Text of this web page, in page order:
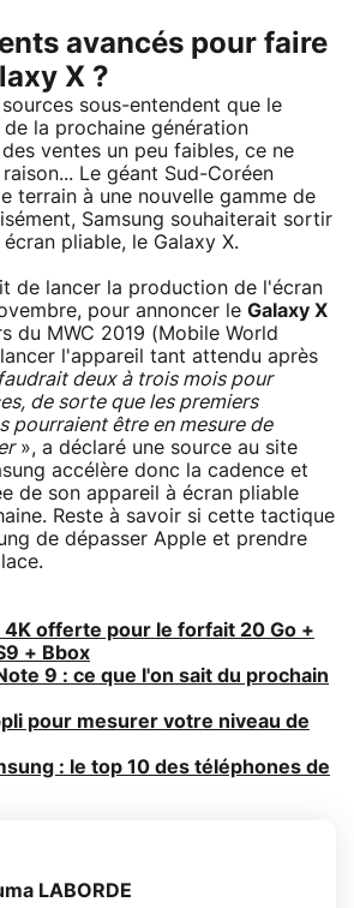
avancés pour faire
X ?
sous-entendent que le
de la prochaine génération
ventes un peu faibles, ce ne
Le géant Sud-Coréen
terrain à une nouvelle gamme de
Samsung souhaiterait sortir
pliable, le Galaxy X.
de lancer la production de l'écran
pour annoncer le Galaxy X
du MWC 2019 (Mobile World
l'appareil tant attendu après
deux à trois mois pour
de sorte que les premiers
pourraient être en mesure de
», a déclaré une source au site
accélère donc la cadence et
de son appareil à écran pliable
Reste à savoir si cette tactique
de dépasser Apple et prendre
4K offerte pour le forfait 20 Go +
+ Bbox
9 : ce que l'on sait du prochain
pour mesurer votre niveau de
: le top 10 des téléphones de
LABORDE